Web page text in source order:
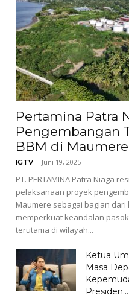
Pertamina Patra
Pengembangan
BBM di Maumere
IGTV - Juni 19, 2025
PT. PERTAMINA Patra Niaga
pelaksanaan proyek
Maumere sebagai bagian dari
memperkuat keandalan
terutama di wilayah...
Ketua
Masa
Presiden...